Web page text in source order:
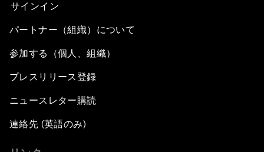
サインイン
パートナー（組織）について
参加する（個人、組織）
プレスリリース登録
ニュースレター購読
連絡先 (英語のみ)